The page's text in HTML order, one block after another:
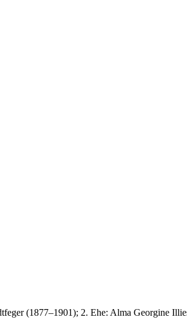
(1877–1901); 2. Ehe: Alma Georgine